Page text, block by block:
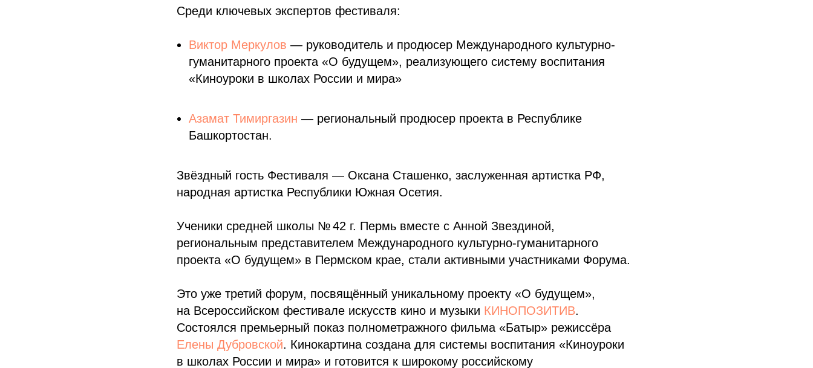
Среди ключевых экспертов фестиваля:
Виктор Меркулов — руководитель и продюсер Международного культурно-
гуманитарного проекта «О будущем», реализующего систему воспитания
«Киноуроки в школах России и мира»
Азамат Тимиргазин — региональный продюсер проекта в Республике
Башкортостан.
Звёздный гость Фестиваля — Оксана Сташенко, заслуженная артистка РФ,
народная артистка Республики Южная Осетия.
Ученики средней школы № 42 г. Пермь вместе с Анной Звездиной,
региональным представителем Международного культурно-гуманитарного
проекта «О будущем» в Пермском крае, стали активными участниками Форума.
Это уже третий форум, посвящённый уникальному проекту «О будущем»,
на Всероссийском фестивале искусств кино и музыки КИНОПОЗИТИВ.
Состоялся премьерный показ полнометражного фильма «Батыр» режиссёра
Елены Дубровской. Кинокартина создана для системы воспитания «Киноуроки
в школах России и мира» и готовится к широкому российскому